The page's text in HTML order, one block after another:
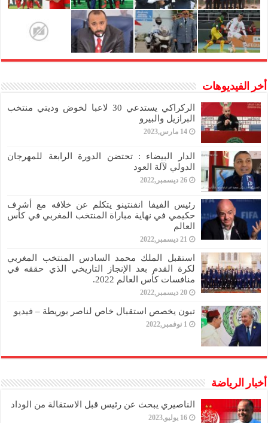
أخر الفيديوهات
الركراكي يستدعي 30 لاعبا لخوض وديتي منتخب
البرازيل والبيرو
14 مارس,2023
الدار البيضاء : تحتضن الدورة الرابعة للمهرجان
الدولي لآلة العود
26 ديسمبر,2022
رئيس الفيفا انفنتينو يتكلم عن خلافه مع أشرف
حكيمي في نهاية مباراة المنتخب المغربي في كأس
العالم
21 ديسمبر,2022
استقبل الملك محمد السادس المنتخب المغربي
لكرة القدم بعد الإنجاز التاريخي الذي حققه في
منافسات كأس العالم 2022.
20 ديسمبر,2022
تبون يخصص استقبال خاص لناصر بوريطة – فيديو
1 نوفمبر,2022
أخبار الرياضة
الناصيري يبحث عن رئيس قبل الاستقالة من الوداد
16 يوليو,2023